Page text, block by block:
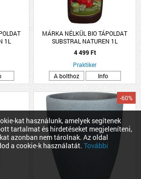
kat használunk, amelyek segítenek
tartalmat és hirdetéseket megjeleníteni,
azonban nem tárolnak. Az oldal
a cookie-k használatát. További
1L
MÁRKA NÉLKÜL BIO TÁPOLDAT
SUBSTRAL NATUREN 1L
PARADICSOMHOZ,
FŰSZERNÖVÉNYHEZ
4 499 Ft
Praktiker
A bolthoz
Info
-60%